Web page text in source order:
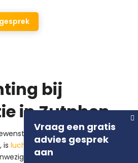
bij
in Zutphen
isolatiewaarde bij
isluchtdichtinguiterst cruciaal.
luchtlekken kan oplopen
Vraag een gratis
advies gesprek
aan